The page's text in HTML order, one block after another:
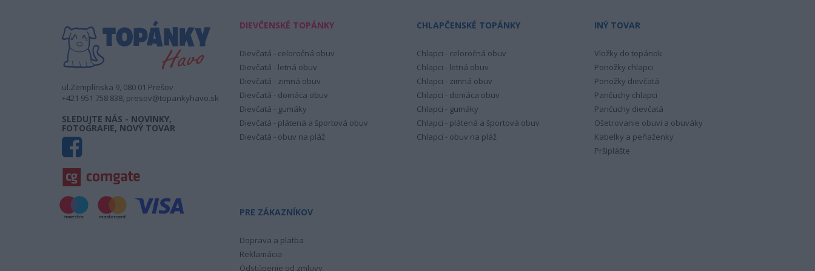
ul.Zemplínska 9, 080 01 Prešov
+421 951 758 838, presov@topankyhavo.sk
SLEDUJTE NÁS - NOVINKY,
FOTOGRAFIE, NOVÝ TOVAR
DIEVČENSKÉ TOPÁNKY
Dievčatá - celoročná obuv
Dievčatá - letná obuv
Dievčatá - zimná obuv
Dievčatá - domáca obuv
Dievčatá - gumáky
Dievčatá - plátená a športová obuv
Dievčatá - obuv na pláž
CHLAPČENSKÉ TOPÁNKY
Chlapci - celoročná obuv
Chlapci - letná obuv
Chlapci - zimná obuv
Chlapci - domáca obuv
Chlapci - gumáky
Chlapci - plátená a športová obuv
Chlapci - obuv na pláž
INÝ TOVAR
Vložky do topánok
Ponožky chlapci
Ponožky dievčatá
Pančuchy chlapci
Pančuchy dievčatá
Ošetrovanie obuvi a obuváky
Kabelky a peňaženky
Pršiplášte
PRE ZÁKAZNÍKOV
Doprava a platba
Reklamácia
Odstúpenie od zmluvy